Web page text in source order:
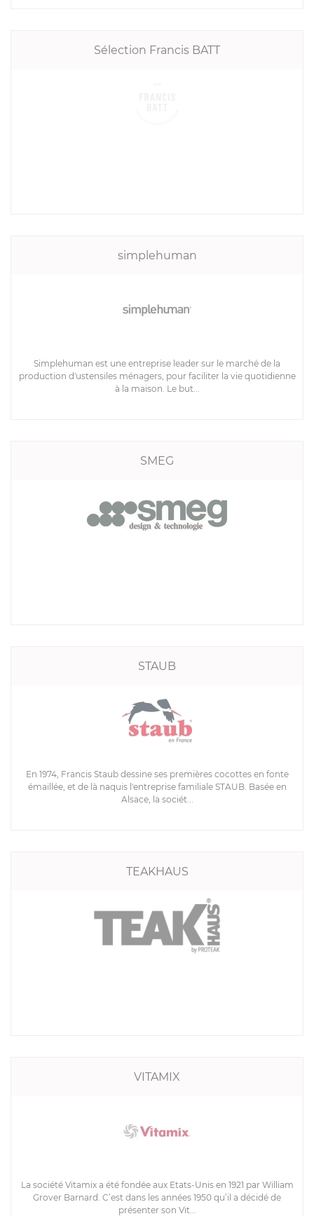
Sélection Francis BATT
simplehuman
Simplehuman est une entreprise leader sur le marché de la
production d'ustensiles ménagers, pour faciliter la vie quotidienne
à la maison. Le but...
SMEG
STAUB
En 1974, Francis Staub dessine ses premières cocottes en fonte
émaillée, et de là naquis l'entreprise familiale STAUB. Basée en
Alsace, la sociét...
TEAKHAUS
VITAMIX
La société Vitamix a été fondée aux Etats-Unis en 1921 par William
Grover Barnard. C’est dans les années 1950 qu’il a décidé de
présenter son Vit...